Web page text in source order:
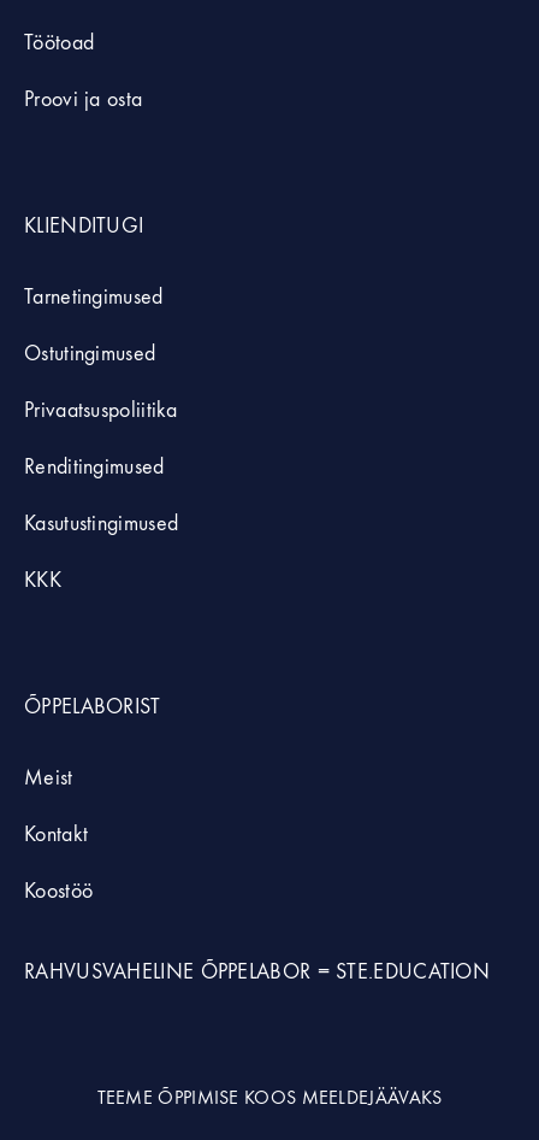
Töötoad
Proovi ja osta
KLIENDITUGI
Tarnetingimused
Ostutingimused
Privaatsuspoliitika
Renditingimused
Kasutustingimused
KKK
ÕPPELABORIST
Meist
Kontakt
Koostöö
RAHVUSVAHELINE ÕPPELABOR = STE.EDUCATION
TEEME ÕPPIMISE KOOS MEELDEJÄÄVAKS